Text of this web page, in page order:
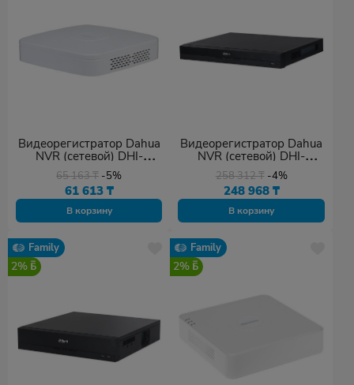
Видеорегистратор Dahua
NVR (сетевой) DHI-
NVR2108-4KS3
65 163₸ -5%
61 613 ₸
В корзину
Видеорегистратор Dahua
NVR (сетевой) DHI-
NVR4216-16P-EI
258 312₸ -4%
248 968 ₸
В корзину
Family
2%
Family
2%